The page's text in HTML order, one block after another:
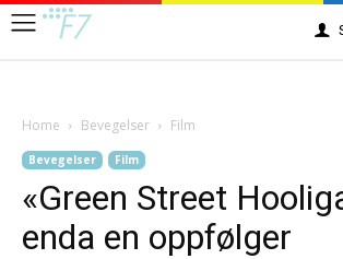
Home Bevegelser Film
Bevegelser Film
«Green Street
enda en oppfølger